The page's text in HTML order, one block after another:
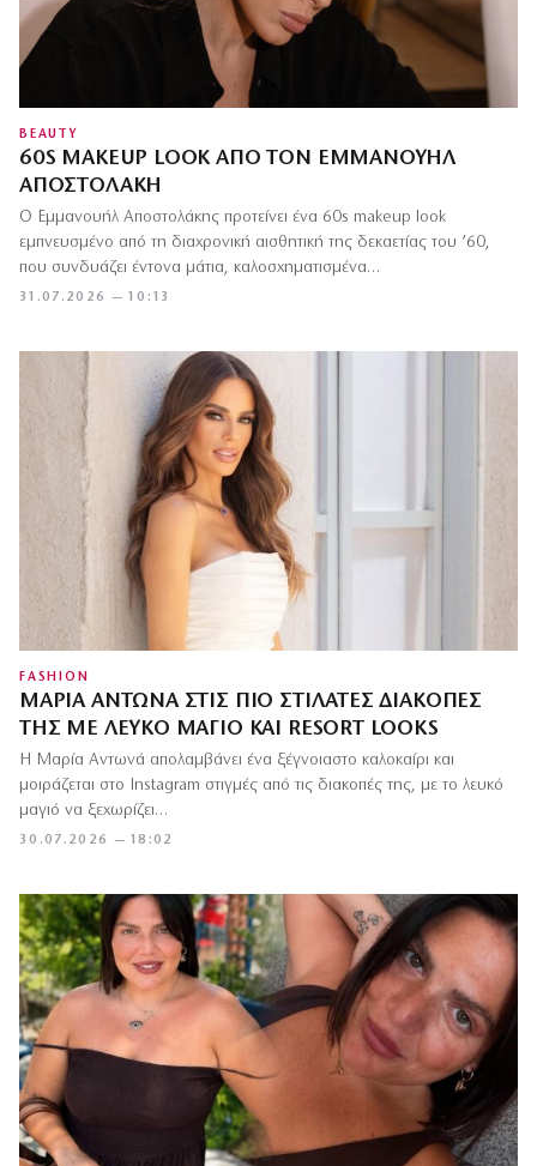
BEAUTY
60S MAKEUP LOOK ΑΠΌ ΤΟΝ ΕΜΜΑΝΟΥΉΛ
ΑΠΟΣΤΟΛΆΚΗ
31.07.2026 — 10:13
Ο Εμμανουήλ Αποστολάκης προτείνει ένα 60s makeup look
εμπνευσμένο από τη διαχρονική αισθητική της δεκαετίας του ’60,
που συνδυάζει έντονα μάτια, καλοσχηματισμένα…
FASHION
ΜΑΡΊΑ ΑΝΤΩΝΆ ΣΤΙΣ ΠΙΟ ΣΤΙΛΆΤΕΣ ΔΙΑΚΟΠΈΣ
ΤΗΣ ΜΕ ΛΕΥΚΌ ΜΑΓΙΌ ΚΑΙ RESORT LOOKS
30.07.2026 — 18:02
Η Μαρία Αντωνά απολαμβάνει ένα ξέγνοιαστο καλοκαίρι και
μοιράζεται στο Instagram στιγμές από τις διακοπές της, με το λευκό
μαγιό να ξεχωρίζει…